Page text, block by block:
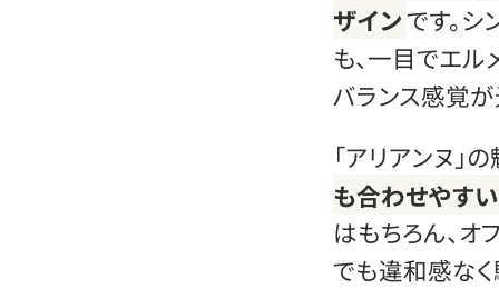
ザインです。
も、一目でエ
バランス感覚が
「アリアンヌ」
も合わせやす
はもちろん、オ
でも違和感なく